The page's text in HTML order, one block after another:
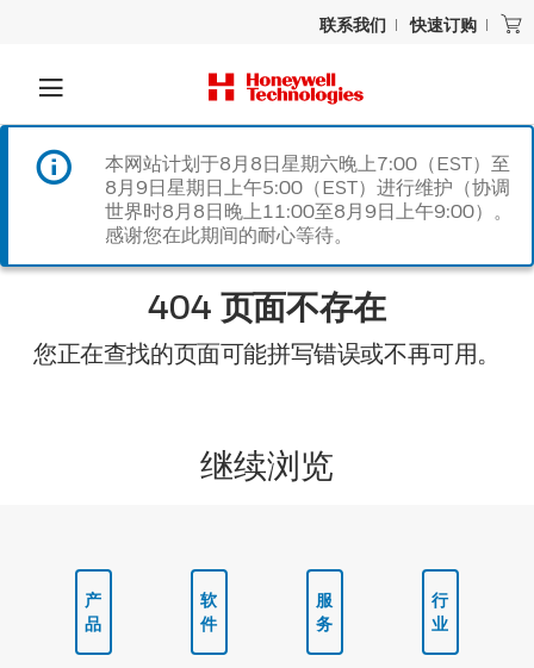
联系我们 快速订购
本网站计划于8月8日星期六晚上7:00（EST）至
8月9日星期日上午5:00（EST）进行维护（协调
世界时8月8日晚上11:00至8月9日上午9:00）。
感谢您在此期间的耐心等待。
404 页面不存在
您正在查找的页面可能拼写错误或不再可用。
继续浏览
产
品
软
件
服
务
行
业